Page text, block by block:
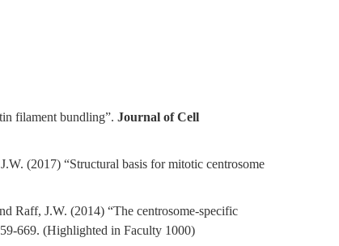
filament bundling”. Journal of Cell
(2017) “Structural basis for mitotic centrosome
Raff, J.W. (2014) “The centrosome-specific
669. (Highlighted in Faculty 1000)